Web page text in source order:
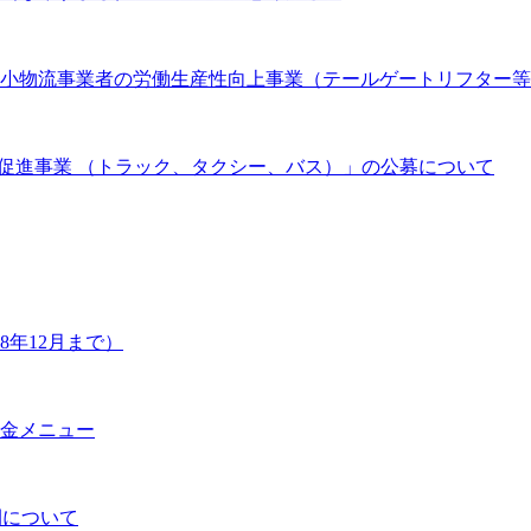
物流事業者の労働生産性向上事業（テールゲートリフター等
進事業 （トラック、タクシー、バス）」の公募について
12月まで）
メニュー
ついて